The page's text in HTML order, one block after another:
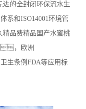
的全封闭环保流水生
系和ISO14001环境管
品费精品国产水蜜桃
，欧洲
条例FDA等应用标